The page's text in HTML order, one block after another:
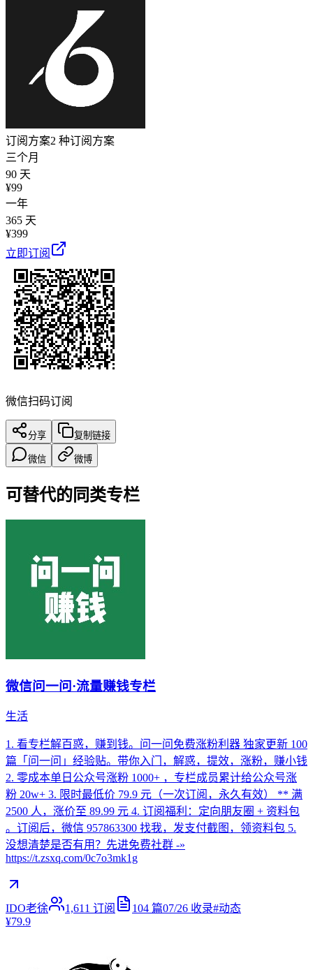
订阅方案2 种订阅方案
三个月
90 天
¥99
一年
365 天
¥399
立即订阅
微信扫码订阅
分享 复制链接
微信 微博
可替代的同类专栏
微信问一问·流量赚钱专栏
生活
1. 看专栏解百惑，赚到钱。问一问免费涨粉利器 独家更新 100
篇「问一问」经验贴。带你入门，解惑，提效，涨粉，赚小钱
2. 零成本单日公众号涨粉 1000+ ，专栏成员累计给公众号涨
粉 20w+ 3. 限时最低价 79.9 元（一次订阅，永久有效） ** 满
2500 人，涨价至 89.99 元 4. 订阅福利：定向朋友圈 + 资料包
。订阅后，微信 957863300 找我，发支付截图，领资料包 5.
没想清楚是否有用？先进免费社群 -»
https://t.zsxq.com/0c7o3mk1g
IDO老徐 1,611 订阅 104 篇07/26 收录#动态
¥79.9